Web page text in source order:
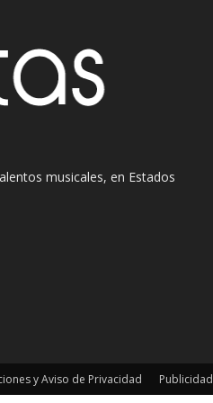
musicales, en Estados
y Aviso de Privacidad Publicidad